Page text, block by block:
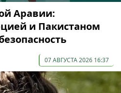
Аравии:
и Пакистаном
07 АВГУСТА 2026 16:37